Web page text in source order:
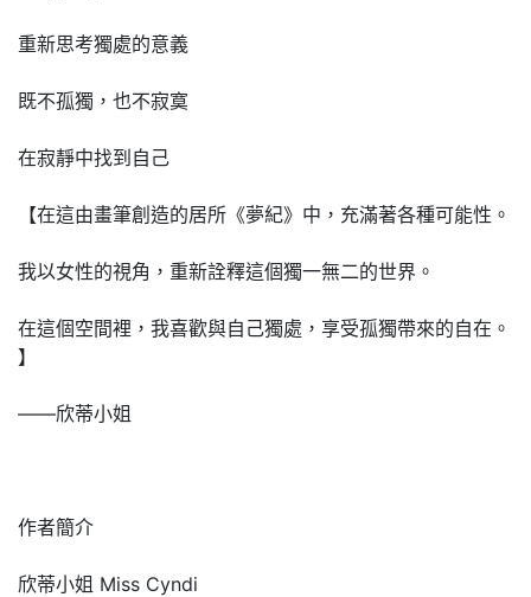
重新思考獨處的意義
既不孤獨，也不寂寞
在寂靜中找到自己
【在這由畫筆創造的居所《夢紀》中，充滿著各種可能性。
我以女性的視角，重新詮釋這個獨一無二的世界。
在這個空間裡，我喜歡與自己獨處，享受孤獨帶來的自在。
】
——欣蒂小姐
作者簡介
欣蒂小姐 Miss Cyndi